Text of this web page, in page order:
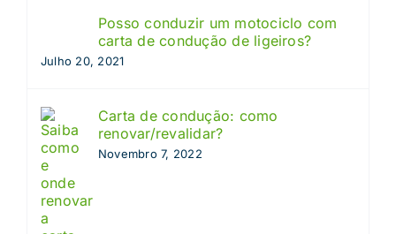
Posso conduzir um motociclo com
carta de condução de ligeiros?
Julho 20, 2021
Carta de condução: como
renovar/revalidar?
Novembro 7, 2022